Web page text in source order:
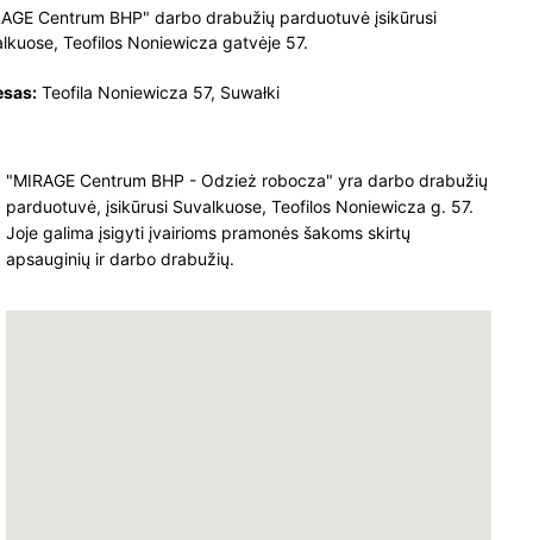
Centrum BHP" darbo drabužių parduotuvė įsikūrusi
Teofilos Noniewicza gatvėje 57.
Teofila Noniewicza 57, Suwałki
"MIRAGE Centrum BHP - Odzież robocza" yra darbo drabužių
parduotuvė, įsikūrusi Suvalkuose, Teofilos Noniewicza g. 57.
Joje galima įsigyti įvairioms pramonės šakoms skirtų
apsauginių ir darbo drabužių.